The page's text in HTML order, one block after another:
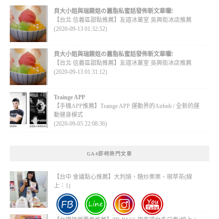
貝大小姐與瑞餚姐の囂脂私蜜話發佈新文章囉!
【台北 信義區甜點推薦】友誼冰菓室 吳興街冰店推薦
(2020-09-13 01:32:52)
貝大小姐與瑞餚姐の囂脂私蜜話發佈新文章囉!
【台北 信義區甜點推薦】友誼冰菓室 吳興街冰店推薦
(2020-09-13 01:31:12)
Trainge APP
【手機APP推薦】Trainge APP 運動界的Airbnb / 全新的運
動健身模式
(2020-09-05 22:08:36)
GA4即時熱門文章
【台中 會議點心推薦】大判燒、糖炒栗栗、現萃茶(線
上：1)